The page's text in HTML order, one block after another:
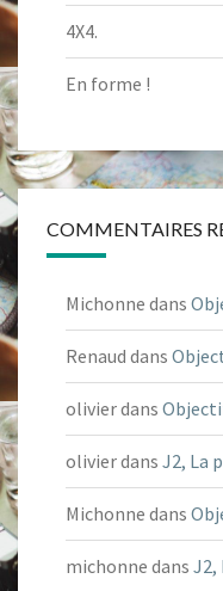
4X4.
En forme !
COMMENTAIRES
Michonne dans
Renaud dans
olivierdans
olivierdans J2, La
Michonne dans
michonne dans J2,